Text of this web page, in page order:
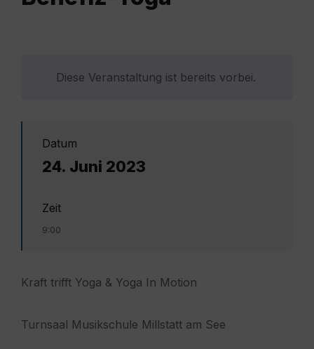
Diese Veranstaltung ist bereits vorbei.
Datum
24. Juni 2023
Zeit
9:00
Kraft trifft Yoga & Yoga In Motion
Turnsaal Musikschule Millstatt am See